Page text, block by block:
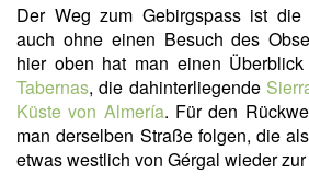
Der Weg zum Gebirgspass ist die
auch ohne einen Besuch des
hier oben hat man einen
Tabernas, die dahinterliegende
Küste von Almería. Für den
man derselben Straße folgen, die
etwas westlich von Gérgal wieder